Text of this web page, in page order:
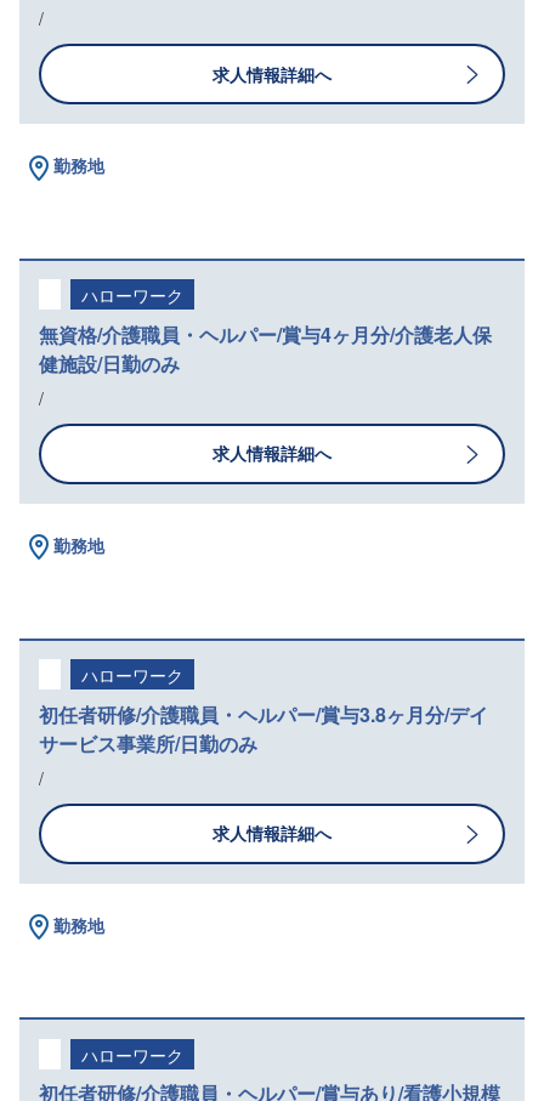
/
求人情報詳細へ
勤務地
ハローワーク
無資格/介護職員・ヘルパー/賞与4ヶ月分/介護老人保
健施設/日勤のみ
/
求人情報詳細へ
勤務地
ハローワーク
初任者研修/介護職員・ヘルパー/賞与3.8ヶ月分/デイ
サービス事業所/日勤のみ
/
求人情報詳細へ
勤務地
ハローワーク
初任者研修/介護職員・ヘルパー/賞与あり/看護小規模